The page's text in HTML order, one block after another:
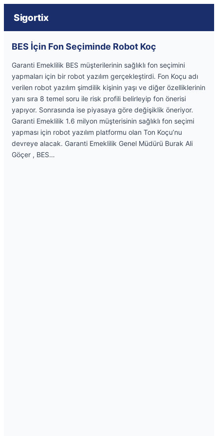
Sigortix
BES İçin Fon Seçiminde Robot Koç
Garanti Emeklilik BES müşterilerinin sağlıklı fon seçimini
yapmaları için bir robot yazılım gerçekleştirdi. Fon Koçu adı
verilen robot yazılım şimdilik kişinin yaşı ve diğer özelliklerinin
yanı sıra 8 temel soru ile risk profili belirleyip fon önerisi
yapıyor. Sonrasında ise piyasaya göre değişiklik öneriyor.
Garanti Emeklilik 1.6 milyon müşterisinin sağlıklı fon seçimi
yapması için robot yazılım platformu olan Ton Koçu’nu
devreye alacak. Garanti Emeklilik Genel Müdürü Burak Ali
Göçer , BES…